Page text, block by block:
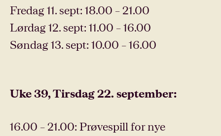
Fredag 11. sept: 18.00 – 21.00
Lørdag 12. sept: 11.00 – 16.00
Søndag 13. sept: 10.00 – 16.00
Uke 39, Tirsdag 22. september:
16.00 – 21.00: Prøvespill for nye